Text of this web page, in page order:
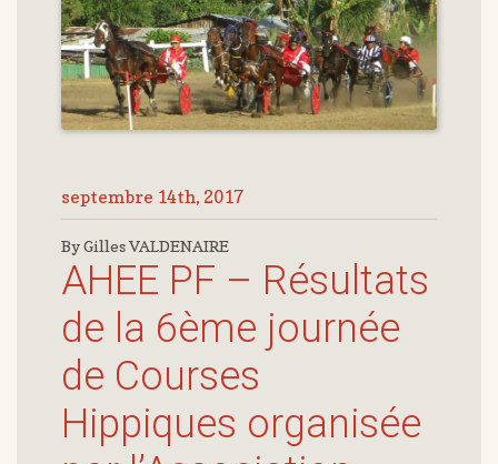
septembre 14th, 2017
By Gilles VALDENAIRE
AHEE PF – Résultats
de la 6ème journée
de Courses
Hippiques organisée